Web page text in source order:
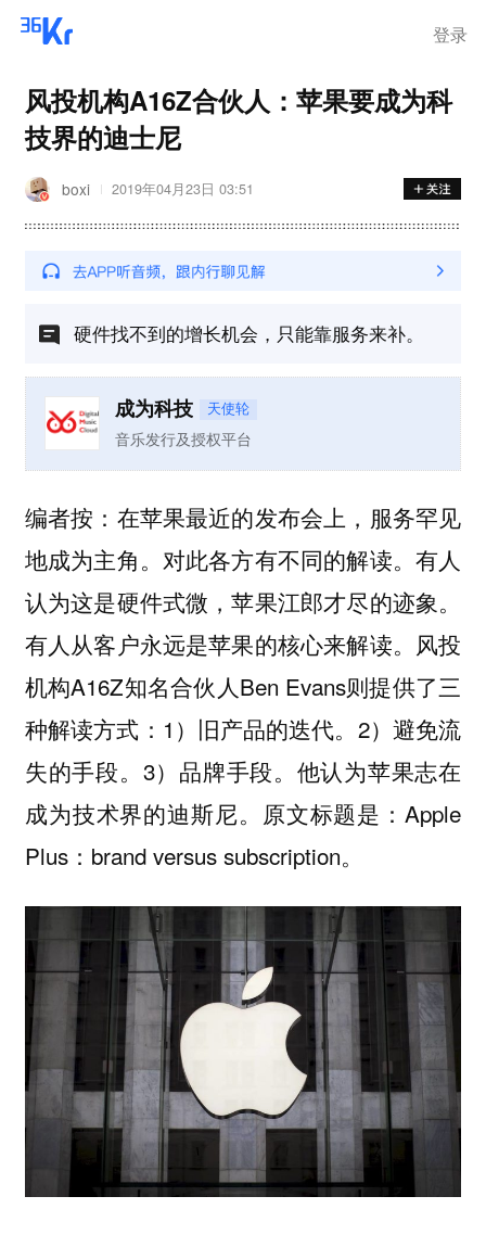
登录
风投机构A16Z合伙人：苹果要成为科
技界的迪士尼
boxi 2019年04月23日 03:51
硬件找不到的增长机会，只能靠服务来补。
成为科技 天使轮
音乐发行及授权平台
编者按：在苹果最近的发布会上，服务罕见
地成为主角。对此各方有不同的解读。有人
认为这是硬件式微，苹果江郎才尽的迹象。
有人从客户永远是苹果的核心来解读。风投
机构A16Z知名合伙人Ben Evans则提供了三
种解读方式：1）旧产品的迭代。2）避免流
失的手段。3）品牌手段。他认为苹果志在
成为技术界的迪斯尼。原文标题是：Apple
Plus：brand versus subscription。